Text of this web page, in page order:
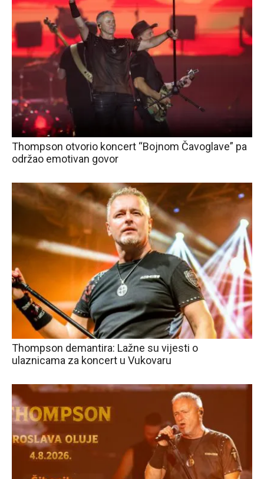
Thompson otvorio koncert “Bojnom Čavoglave” pa
održao emotivan govor
Thompson demantira: Lažne su vijesti o
ulaznicama za koncert u Vukovaru